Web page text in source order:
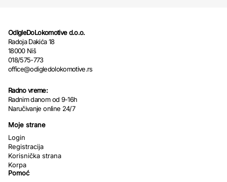
OdIgleDoLokomotive d.o.o.
Radoja Dakića 18
18000 Niš
018/575-773
office@odigledolokomotive.rs
Radno vreme:
Radnim danom od 9-16h
Naručivanje online 24/7
Moje strane
Login
Registracija
Korisnička strana
Korpa
Pomoć